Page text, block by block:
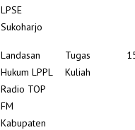
LPSE
Sukoharjo
Landasan
Hukum LPPL
Radio TOP
FM
Kabupaten
Tugas
Kuliah